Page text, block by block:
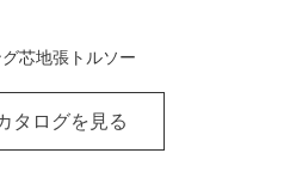
芯地張トルソー
タログを見る